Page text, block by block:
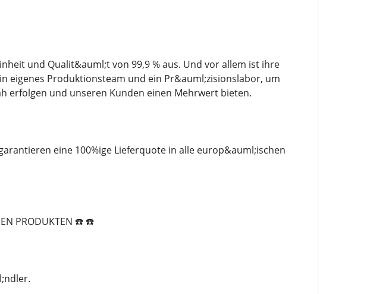
und Qualit&auml;t von 99,9 % aus. Und vor allem ist ihre
eigenes Produktionsteam und ein Pr&auml;zisionslabor, um
erfolgen und unseren Kunden einen Mehrwert bieten.
eine 100%ige Lieferquote in alle europ&auml;ischen
PRODUKTEN ☎️ ☎️